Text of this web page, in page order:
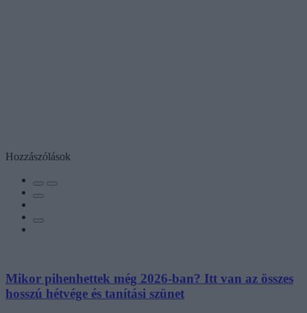
Hozzászólások
Mikor pihenhettek még 2026-ban? Itt van az összes
hosszú hétvége és tanítási szünet